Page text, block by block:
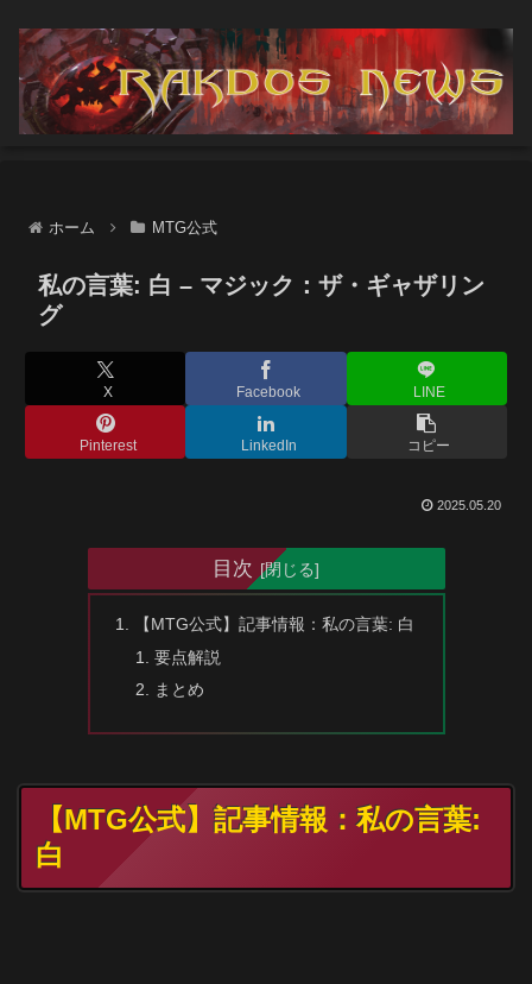
ホーム MTG公式
私の言葉: 白 – マジック：ザ・ギャザリン
グ
X Facebook LINE
Pinterest LinkedIn コピー
2025.05.20
目次
【MTG公式】記事情報：私の言葉: 白
要点解説
まとめ
【MTG公式】記事情報：私の言葉:
白